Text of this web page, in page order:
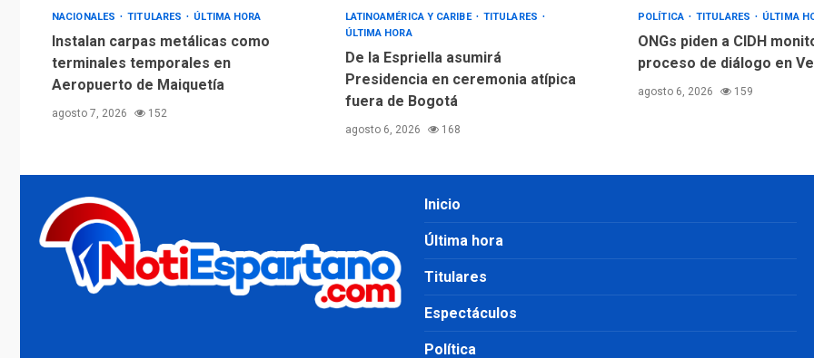
NACIONALES TITULARES ÚLTIMA HORA
Instalan carpas metálicas como
terminales temporales en
Aeropuerto de Maiquetía
agosto 7, 2026 152
LATINOAMÉRICA Y CARIBE
TITULARES
ÚLTIMA HORA
De la Espriella asumirá
Presidencia en ceremonia atípica
fuera de Bogotá
agosto 6, 2026 168
POLÍTICA TITULARES ÚLTIMA
ONGs piden a CIDH
proceso de diálogo en
agosto 6, 2026 159
Inicio
Última hora
Titulares
Espectáculos
Política